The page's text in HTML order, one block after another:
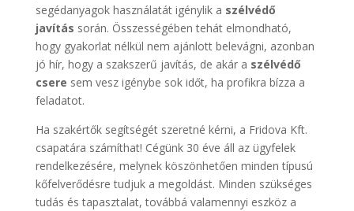
segédanyagok használatát igénylik a szélvédő
javítás során. Összességében tehát elmondható,
hogy gyakorlat nélkül nem ajánlott belevágni, azonban
jó hír, hogy a szakszerű javítás, de akár a szélvédő
csere sem vesz igénybe sok időt, ha profikra bízza a
feladatot.
Ha szakértők segítségét szeretné kérni, a Fridova Kft.
csapatára számíthat! Cégünk 30 éve áll az ügyfelek
rendelkezésére, melynek köszönhetően minden típusú
kőfelverődésre tudjuk a megoldást. Minden szükséges
tudás és tapasztalat, továbbá valamennyi eszköz a